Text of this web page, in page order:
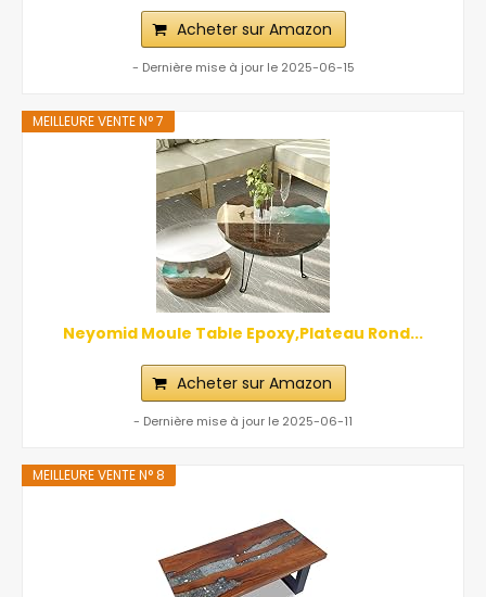
Acheter sur Amazon
- Dernière mise à jour le 2025-06-15
MEILLEURE VENTE N° 7
Neyomid Moule Table Epoxy,Plateau Rond...
Acheter sur Amazon
- Dernière mise à jour le 2025-06-11
MEILLEURE VENTE N° 8